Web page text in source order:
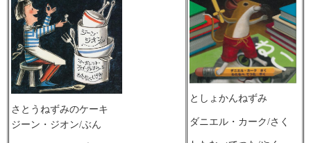
さとうねずみのケーキ
ジーン・ジオン/ぶん
としょかんねずみ
ダニエル・カーク/さく